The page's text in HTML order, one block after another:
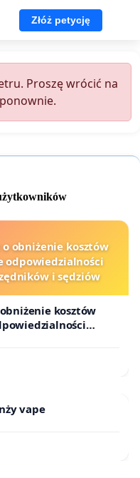
Złóż petycję
Proszę wrócić na
o obniżenie kosztów
odpowiedzialności
i sędziów
kosztów
i sędziów
vape